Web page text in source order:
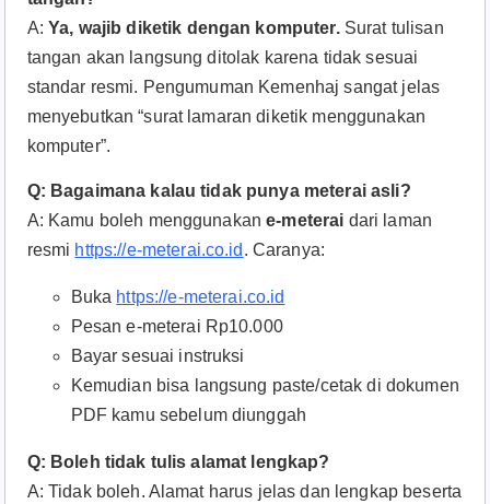
A: Ya, wajib diketik dengan komputer.Surat tulisan
tangan akan langsung ditolak karena tidak sesuai
standar resmi. Pengumuman Kemenhaj sangat jelas
menyebutkan “surat lamaran diketik menggunakan
komputer”.
Q: Bagaimana kalau tidak punya meterai asli?
A: Kamu boleh menggunakane-meterai dari laman
resmi https://e-meterai.co.id . Caranya:​
Buka https://e-meterai.co.id
Pesan e-meterai Rp10.000
Bayar sesuai instruksi
Kemudian bisa langsung paste/cetak di dokumen
PDF kamu sebelum diunggah
Q: Boleh tidak tulis alamat lengkap?
A: Tidak boleh. Alamat harus jelas dan lengkap beserta